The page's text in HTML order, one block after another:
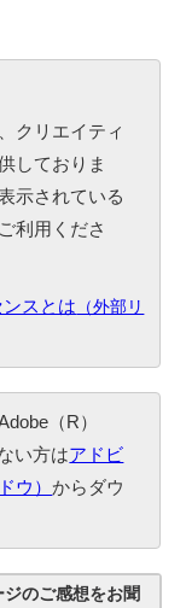
クリエイティ
しておりま
示されている
利用くださ
スとは （外部リ
（R）
い方はアドビ
ウ）からダウ
のご感想をお聞